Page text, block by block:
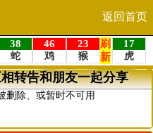
返回首页
转告和朋友一起分享
删除、或暂时不可用